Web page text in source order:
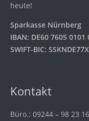
heute!
Sparkasse Nürnberg
IBAN: DE60 7605 0101
SWIFT-BIC:
Kontakt
Büro.: 09244 – 98 23